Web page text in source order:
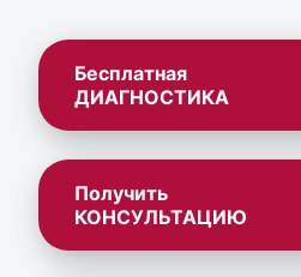
Бесплатная
ДИАГНОСТИКА
Получить
КОНСУЛЬТАЦИЮ